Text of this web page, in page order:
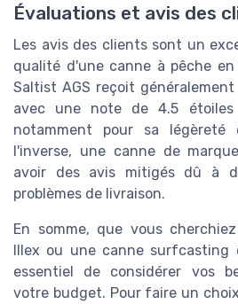
Évaluations et avis des
Les avis des clients sont un
qualité d'une canne à pêche en
Saltist AGS reçoit
avec une note de 4.5
notamment pour sa légèreté
l'inverse, une canne de
avoir des avis mitigés dû à
problèmes de livraison.
En somme, que vous
Illex ou une canne surfcasting
essentiel de considérer vos
votre budget. Pour faire un